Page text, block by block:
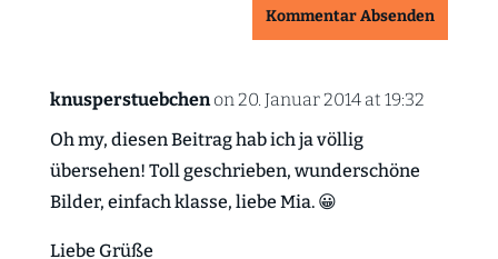
knusperstuebchen on 20. Januar 2014 at 19:32
Oh my, diesen Beitrag hab ich ja völlig
übersehen! Toll geschrieben, wunderschöne
Bilder, einfach klasse, liebe Mia. 😀
Liebe Grüße
Kommentar Absenden